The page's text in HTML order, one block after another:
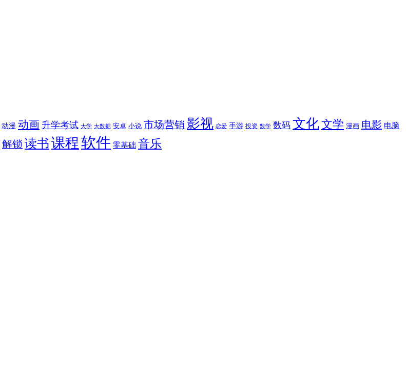
动漫 动画 升学考试 大学 大数据 安卓 小说 市场营销 影视 恋爱 手游 投资 数学 数码 文化文学 漫画 电影 电脑
解锁 读书课程 软件 零基础 音乐